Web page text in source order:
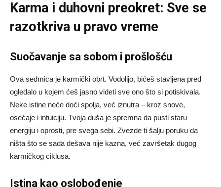
Karma i duhovni preokret: Sve se
razotkriva u pravo vreme
Suočavanje sa sobom i prošlošću
Ova sedmica je karmički obrt. Vodolijo, bićeš stavljena pred
ogledalo u kojem ćeš jasno videti sve ono što si potiskivala.
Neke istine neće doći spolja, već iznutra – kroz snove,
osećaje i intuiciju. Tvoja duša je spremna da pusti staru
energiju i oprosti, pre svega sebi. Zvezde ti šalju poruku da
ništa što se sada dešava nije kazna, već završetak dugog
karmičkog ciklusa.
Istina kao oslobođenje